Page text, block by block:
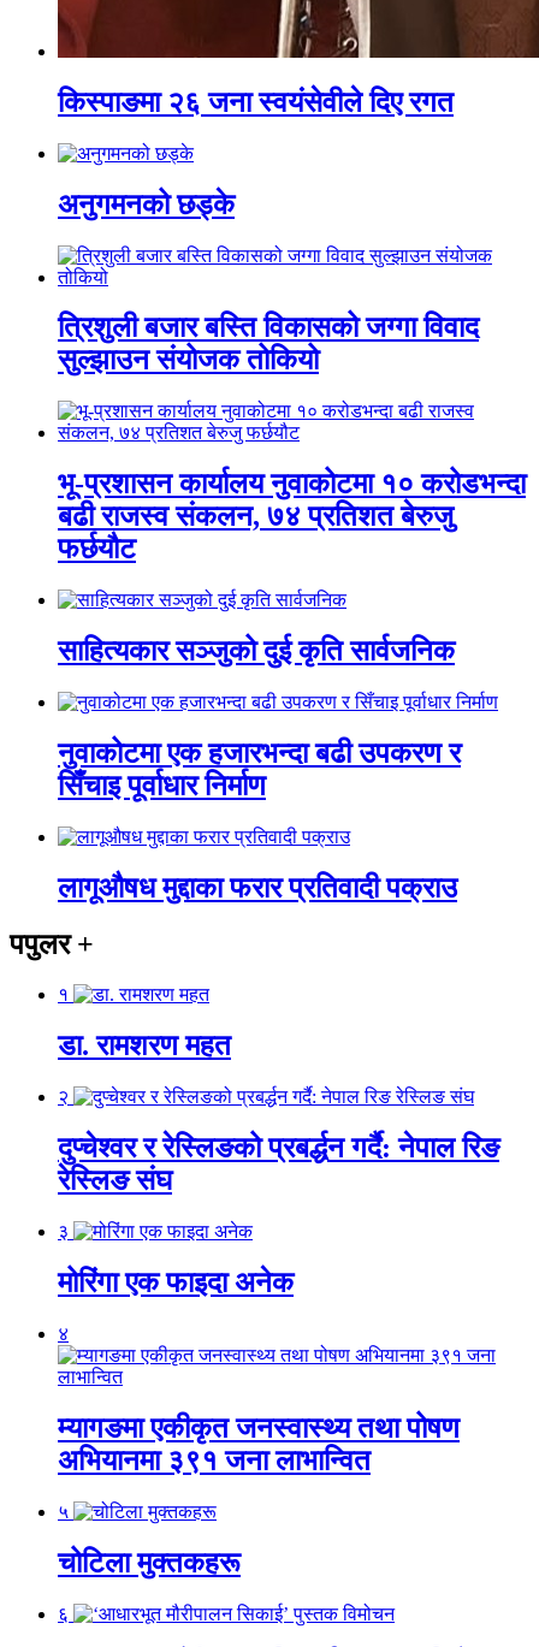
किस्पाङमा २६ जना स्वयंसेवीले दिए रगत
अनुगमनको छड्के
त्रिशुली बजार बस्ति विकासको जग्गा विवाद
सुल्झाउन संयोजक तोकियो
भू-प्रशासन कार्यालय नुवाकोटमा १० करोडभन्दा
बढी राजस्व संकलन, ७४ प्रतिशत बेरुजु
फर्छयौट
साहित्यकार सञ्जुको दुई कृति सार्वजनिक
नुवाकोटमा एक हजारभन्दा बढी उपकरण र
सिँचाइ पूर्वाधार निर्माण
लागूऔषध मुद्दाका फरार प्रतिवादी पक्राउ
पपुलर+
१
डा. रामशरण महत
२
दुप्चेश्वर र रेस्लिङको प्रबर्द्धन गर्दै: नेपाल रिङ
रेस्लिङ संघ
३
मोरिंगा एक फाइदा अनेक
४
म्यागङमा एकीकृत जनस्वास्थ्य तथा पोषण
अभियानमा ३९१ जना लाभान्वित
५
चोटिला मुक्तकहरू
६